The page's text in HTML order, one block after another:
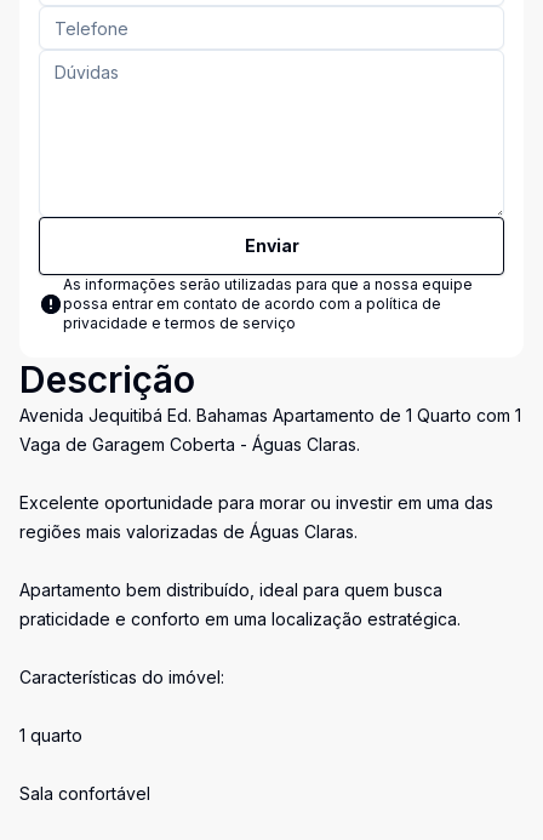
Enviar
As informações serão utilizadas para que a nossa equipe
possa entrar em contato de acordo com a política de
privacidade e termos de serviço
Descrição
Avenida Jequitibá Ed. Bahamas Apartamento de 1 Quarto com 1
Vaga de Garagem Coberta - Águas Claras.
Excelente oportunidade para morar ou investir em uma das
regiões mais valorizadas de Águas Claras.
Apartamento bem distribuído, ideal para quem busca
praticidade e conforto em uma localização estratégica.
Características do imóvel:
1 quarto
Sala confortável